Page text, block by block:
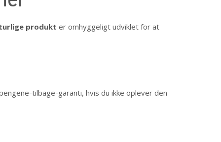
produkt er omhyggeligt udviklet for at
tilbage-garanti, hvis du ikke oplever den